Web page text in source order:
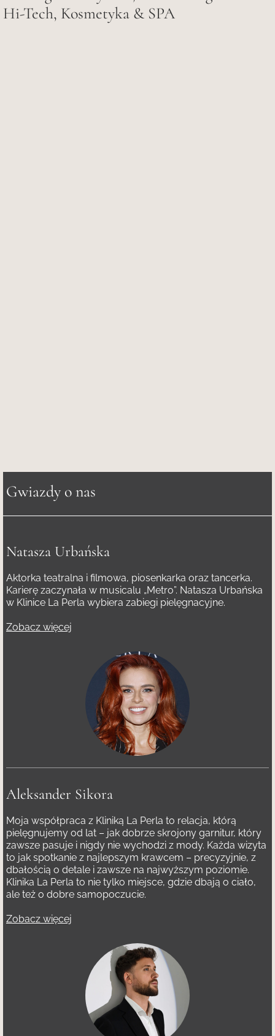
Hi-Tech, Kosmetyka & SPA
Gwiazdy o nas
Natasza Urbańska
Aktorka teatralna i filmowa, piosenkarka oraz tancerka.
Karierę zaczynała w musicalu „Metro”. Natasza Urbańska
w Klinice La Perla wybiera zabiegi pielęgnacyjne.
Zobacz więcej
Aleksander Sikora
Moja współpraca z Kliniką La Perla to relacja, którą
pielęgnujemy od lat – jak dobrze skrojony garnitur, który
zawsze pasuje i nigdy nie wychodzi z mody. Każda wizyta
to jak spotkanie z najlepszym krawcem – precyzyjnie, z
dbałością o detale i zawsze na najwyższym poziomie.
Klinika La Perla to nie tylko miejsce, gdzie dbają o ciało,
ale też o dobre samopoczucie.
Zobacz więcej